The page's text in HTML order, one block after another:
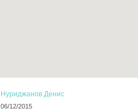
Нуриджанов Денис
06/12/2015